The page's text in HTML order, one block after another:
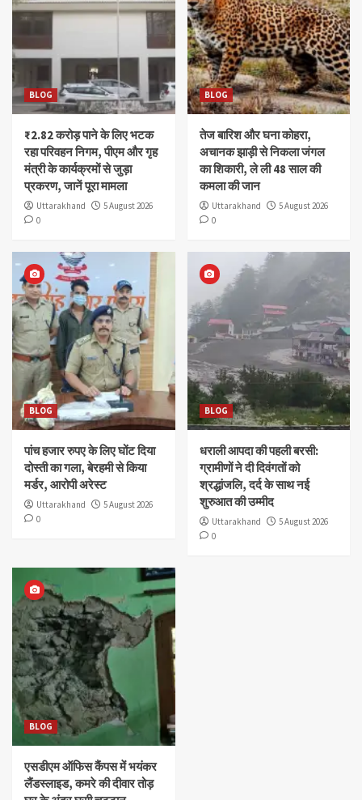
BLOG
₹2.82 करोड़ पाने के लिए भटक
रहा परिवहन निगम, पीएम और गृह
मंत्री के कार्यक्रमों से जुड़ा
प्रकरण, जानें पूरा मामला
Uttarakhand
5 August 2026
0
BLOG
तेज बारिश और घना कोहरा,
अचानक झाड़ी से निकला जंगल
का शिकारी, ले ली 48 साल की
कमला की जान
Uttarakhand
5 August 2026
0
BLOG
पांच हजार रुपए के लिए घोंट दिया
दोस्ती का गला, बेरहमी से किया
मर्डर, आरोपी अरेस्ट
Uttarakhand
5 August 2026
0
BLOG
धराली आपदा की पहली बरसी:
ग्रामीणों ने दी दिवंगतों को
श्रद्धांजलि, दर्द के साथ नई
शुरुआत की उम्मीद
Uttarakhand
5 August 2026
0
BLOG
एसडीएम ऑफिस कैंपस में भयंकर
लैंडस्लाइड, कमरे की दीवार तोड़